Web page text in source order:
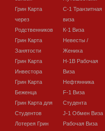
Грин Карта
через
Родственников
Грин Карта
Занятости
Грин Карта
Инвестора
Грин Карта
Беженца
Грин Карта для
Студентов
Лотерея Грин
C-1 Транзитная
виза
К-1 Виза
Невесты /
Жениха
H-1B Рабочая
Виза
Нефтянника
F-1 Виза
Студента
J-1 Обмен Виза
Рабочая Виза